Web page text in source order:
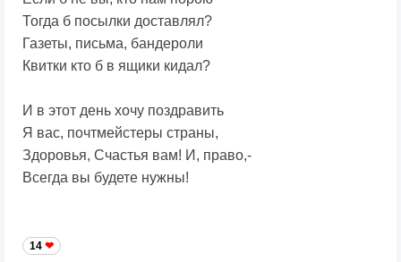
Тогда б посылки доставлял?
Газеты, письма, бандероли
Квитки кто б в ящики кидал?
И в этот день хочу поздравить
Я вас, почтмейстеры страны,
Здоровья, Счастья вам! И, право,-
Всегда вы будете нужны!
14